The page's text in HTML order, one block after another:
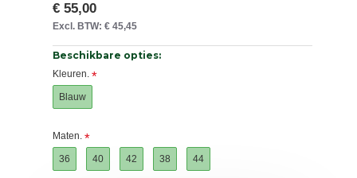
€ 55,00
Excl. BTW: € 45,45
Beschikbare opties:
Kleuren.
Blauw
Maten.
36 40 42 38 44